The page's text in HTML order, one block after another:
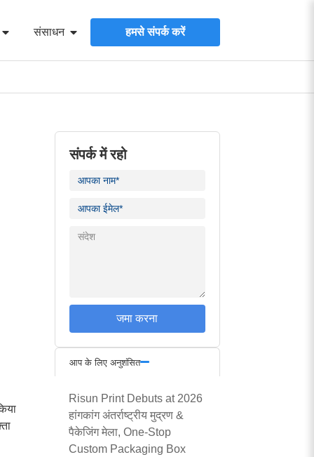
संसाधन हमसे संपर्क करें
संपर्क में रहो
जमा करना
आप के लिए अनुशंसित
Risun Print Debuts at2026
हांगकांग अंतर्राष्ट्रीय मुद्रण &
पैकेजिंग मेला, One-Stop
Custom Packaging Box